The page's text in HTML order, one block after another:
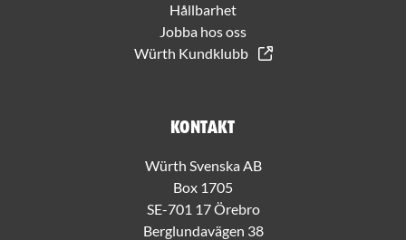
Hållbarhet
Jobba hos oss
Würth Kundklubb
Kontakt
Würth Svenska AB
Box 1705
SE-701 17 Örebro
Berglundavägen 38